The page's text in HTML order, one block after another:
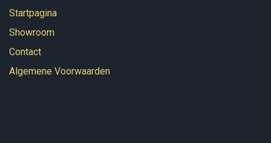
Startpagina
Showroom
Contact
Algemene Voorwaarden